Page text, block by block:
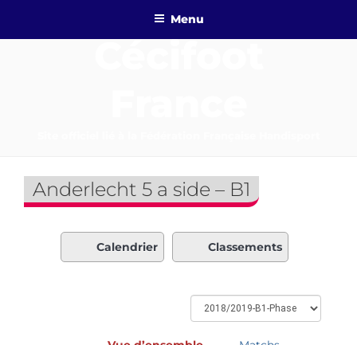
Menu
Anderlecht 5 a side – B1
Calendrier Classements